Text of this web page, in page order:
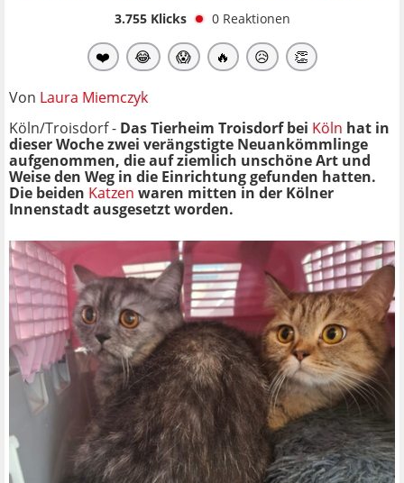
3.755Klicks 0 Reaktionen
❤️ 😂 😱 🔥 😥 👏
Von Laura Miemczyk
Köln/Troisdorf - Das Tierheim Troisdorf bei Köln hat in
dieser Woche zwei verängstigte Neuankömmlinge
aufgenommen, die auf ziemlich unschöne Art und
Weise den Weg in die Einrichtung gefunden hatten.
Die beiden Katzen waren mitten in der Kölner
Innenstadt ausgesetzt worden.